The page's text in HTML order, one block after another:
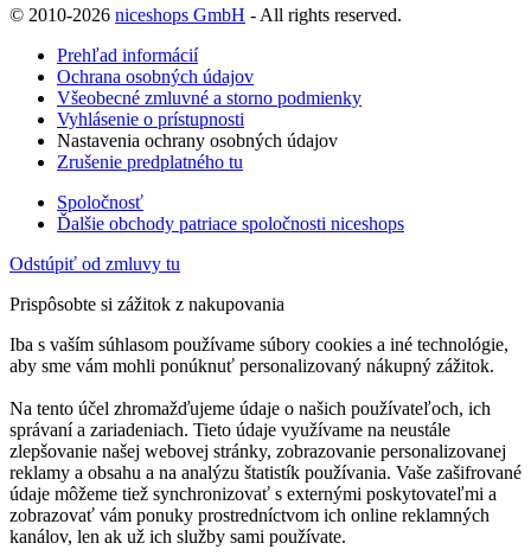
© 2010-2026 niceshops GmbH - All rights reserved.
Prehľad informácií
Ochrana osobných údajov
Všeobecné zmluvné a storno podmienky
Vyhlásenie o prístupnosti
Nastavenia ochrany osobných údajov
Zrušenie predplatného tu
Spoločnosť
Ďalšie obchody patriace spoločnosti niceshops
Odstúpiť od zmluvy tu
Prispôsobte si zážitok z nakupovania
Iba s vaším súhlasom používame súbory cookies a iné technológie,
aby sme vám mohli ponúknuť personalizovaný nákupný zážitok.
Na tento účel zhromažďujeme údaje o našich používateľoch, ich
správaní a zariadeniach. Tieto údaje využívame na neustále
zlepšovanie našej webovej stránky, zobrazovanie personalizovanej
reklamy a obsahu a na analýzu štatistík používania. Vaše zašifrované
údaje môžeme tiež synchronizovať s externými poskytovateľmi a
zobrazovať vám ponuky prostredníctvom ich online reklamných
kanálov, len ak už ich služby sami používate.